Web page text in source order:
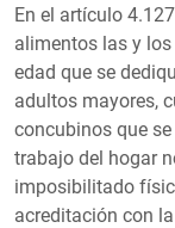
En el artículo
alimentos las y
edad que se
adultos mayores,
concubinos que
trabajo del hogar
imposibilitado
acreditación con